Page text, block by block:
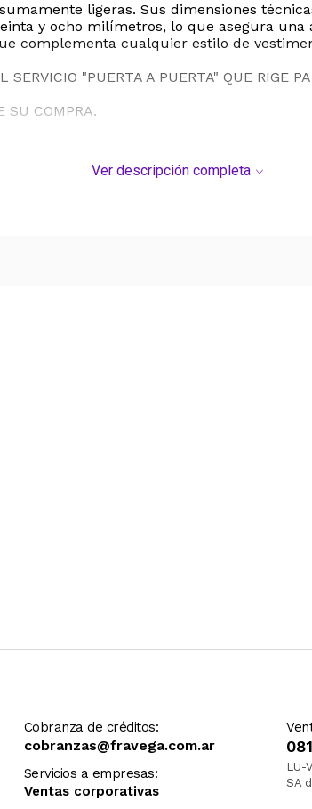
ligeras. Sus dimensiones
y ocho milímetros, lo que asegura
complementa cualquier estilo de
"PUERTA A PUERTA" QUE RIGE
SU COMPRA.
Ver descripción completa
Cobranza de créditos:
cobranzas@fravega.com.ar
Servicios a empresas:
Ventas corporativas
LU-
SA